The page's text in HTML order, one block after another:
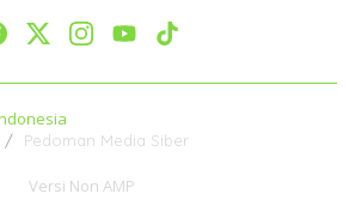
Pedoman Media Siber
Versi Non AMP